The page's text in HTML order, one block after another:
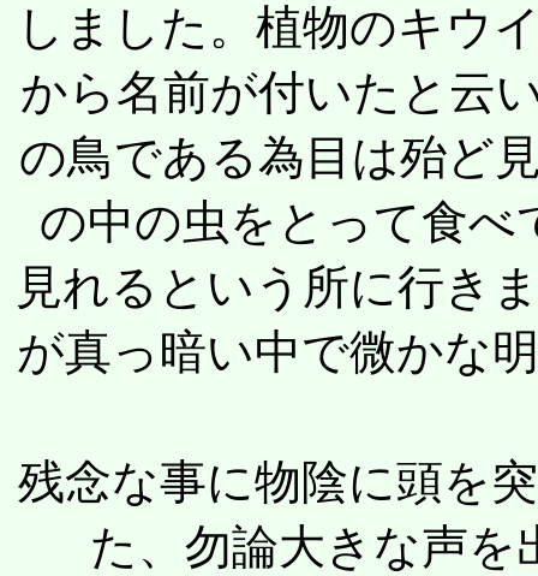
しました。植物のキウ
から名前が付いたと云
の鳥である為目は殆ど
の中の虫をとって食
見れるという所に行き
が真っ暗い中で微かな
残念な事に物陰に頭を
た、勿論大きな声